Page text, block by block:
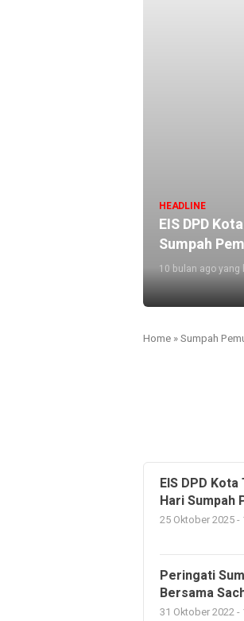
HEADLINE
EIS DPD
Sumpah
10 bulan ago yang
Home »Sumpah
EIS DPD
Hari Sumpah
25 Oktober 2025 -
Peringati
Bersama
31 Oktober 2022 -